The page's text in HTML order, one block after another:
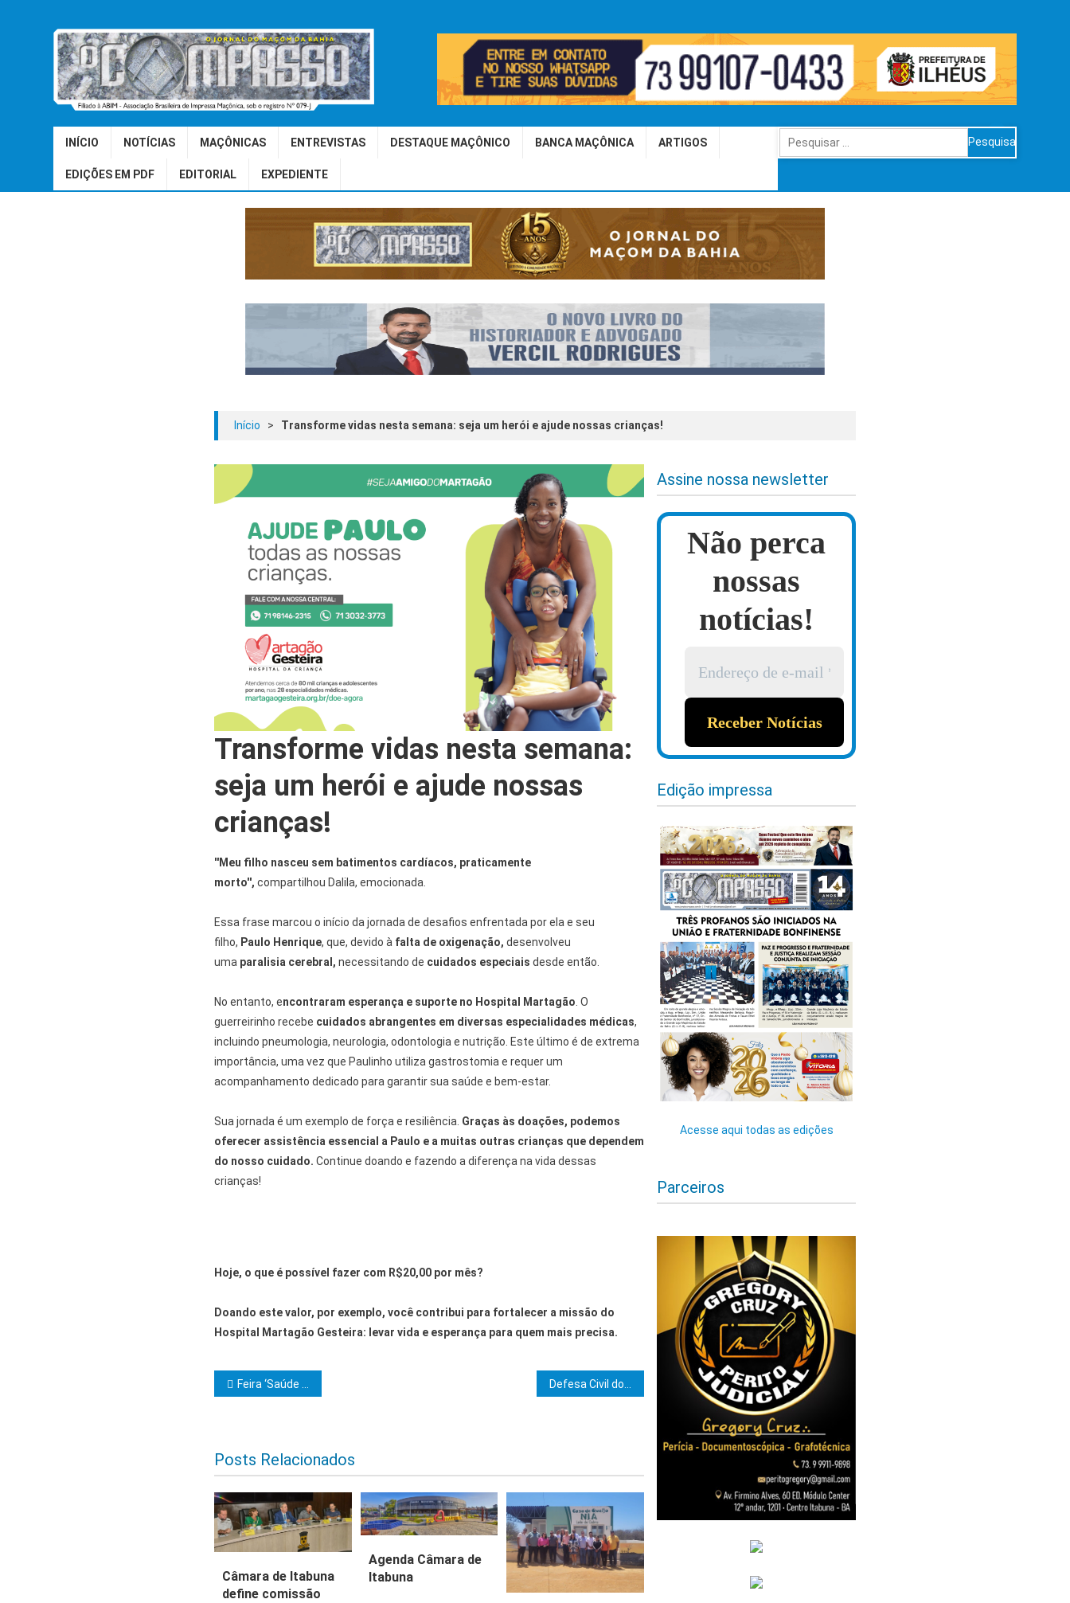
INÍCIO NOTÍCIAS MAÇÔNICAS ENTREVISTAS DESTAQUE MAÇÔNICO BANCA MAÇÔNICA ARTIGOS
EDIÇÕES EM PDF EDITORIAL EXPEDIENTE
Pesquisar
por:
Início > Transforme vidas nesta semana: seja um herói e ajude nossas crianças!
Transforme vidas nesta semana:
seja um herói e ajude nossas
crianças!
''Meu filho nasceu sem batimentos cardíacos, praticamente
morto'', compartilhou Dalila, emocionada.
Essa frase marcou o início da jornada de desafios enfrentada por ela e seu
filho, Paulo Henrique, que, devido à falta de oxigenação, desenvolveu
uma paralisia cerebral, necessitando de cuidados especiais desde então.
No entanto, encontraram esperança e suporte no Hospital Martagão . O
guerreirinho recebe cuidados abrangentes em diversas especialidades médicas,
incluindo pneumologia, neurologia, odontologia e nutrição. Este último é de extrema
importância, uma vez que Paulinho utiliza gastrostomia e requer um
acompanhamento dedicado para garantir sua saúde e bem-estar.
Sua jornada é um exemplo de força e resiliência. Graças às doações, podemos
oferecer assistência essencial a Paulo e a muitas outras crianças que dependem
do nosso cuidado. Continue doando e fazendo a diferença na vida dessas
crianças!
Hoje, o que é possível fazer com R$20,00 por mês?
Doando este valor, por exemplo, você contribui para fortalecer a missão do
Hospital Martagão Gesteira: levar vida e esperança para quem mais precisa.
Navegação de Post
Feira ‘Saúde Mais Perto’ chega em Ilhéus.
Posts Relacionados
Câmara de Itabuna
define comissão
Agenda Câmara de
Itabuna
Assine nossa newsletter
Não perca
nossas
notícias!
Edição impressa
Acesse aqui todas as edições
Parceiros